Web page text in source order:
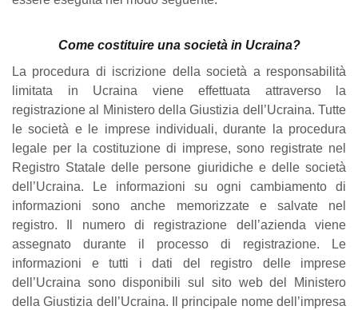
Come costituire una società in Ucraina?
La procedura di iscrizione della società a responsabilità
limitata in Ucraina viene effettuata attraverso la
registrazione al Ministero della Giustizia dell’Ucraina. Tutte
le società e le imprese individuali, durante la procedura
legale per la costituzione di imprese, sono registrate nel
Registro Statale delle persone giuridiche e delle società
dell’Ucraina. Le informazioni su ogni cambiamento di
informazioni sono anche memorizzate e salvate nel
registro. Il numero di registrazione dell’azienda viene
assegnato durante il processo di registrazione. Le
informazioni e tutti i dati del registro delle imprese
dell’Ucraina sono disponibili sul sito web del Ministero
della Giustizia dell’Ucraina. Il principale nome dell’impresa